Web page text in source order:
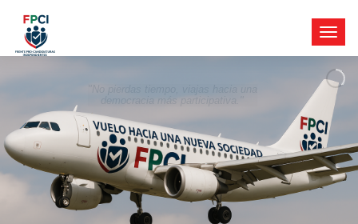
"No pierdas tiempo, viajas hacia una
democracia más participativa."